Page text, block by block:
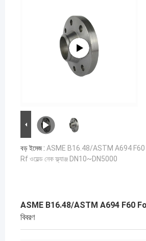
বড় ইমেজ : ASME B16.48/ASTM A694
Rf ওয়েল্ড নেক ফ্ল্যাঞ্জ DN10~DN5000
ASME B16.48/ASTM A694 F60
বিবরণ